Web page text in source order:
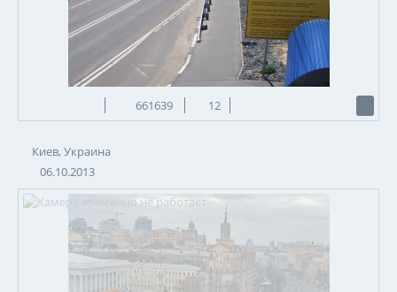
661639 12
Киев, Украина
06.10.2013